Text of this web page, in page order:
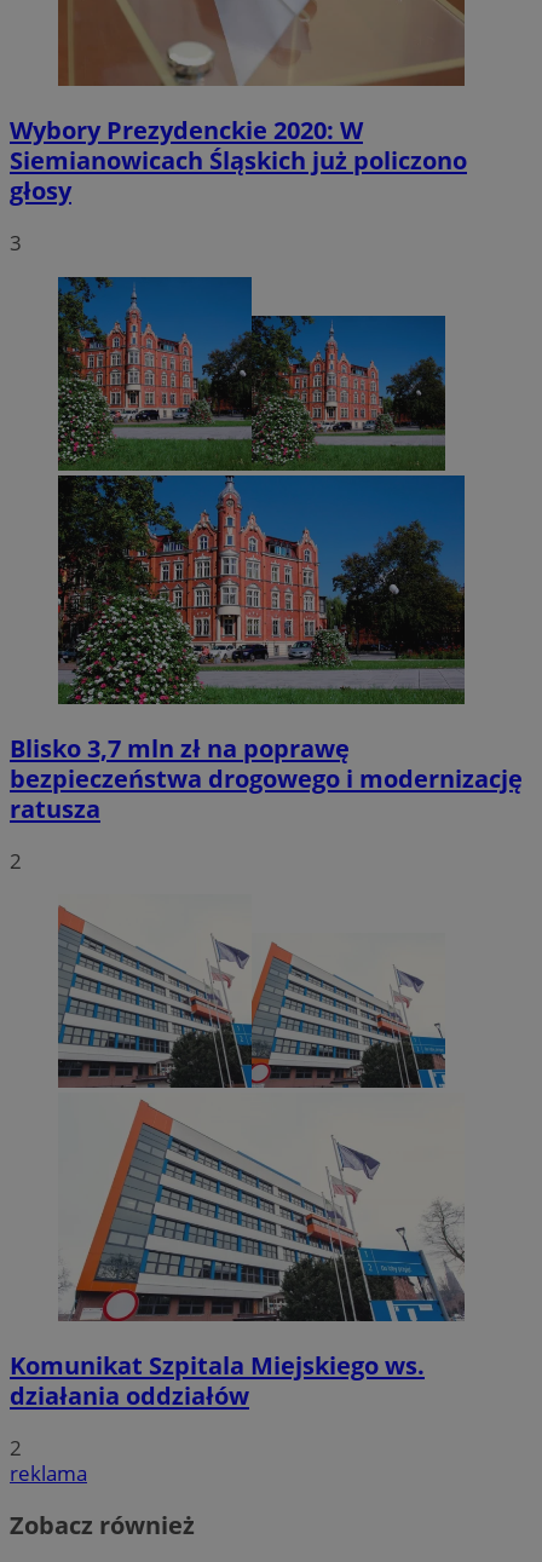
Wybory Prezydenckie 2020: W
Siemianowicach Śląskich już policzono
głosy
3
Blisko 3,7 mln zł na poprawę
bezpieczeństwa drogowego i modernizację
ratusza
2
Komunikat Szpitala Miejskiego ws.
działania oddziałów
2
reklama
Zobacz również